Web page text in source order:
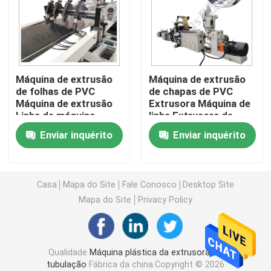
Máquina da extrusora da tubulação do PVC
Linha de produção da tubulação de PPR
Máquina da extrusora da tubulação do PE
Máquina ondulada da extrusora da tubulação
Máquina da extrusão da faixa do ANIMAL DE
Os PP prendem com correias a linha de produção
Máquina plástica da extrusora de folha
Máquina de extrusão
de folhas de PVC
Máquina de extrusão
Linha de máquina
Máquina de extrusão
de folhas de plástico
Enviar inquérito
Máquina de extrusão
de chapas de PVC
Extrusora Máquina de
linha Extrusora de
chapas de plástico
Enviar inquérito
Casa Mapa do Site Fale Conosco
Desktop Site
Mapa do Site
Privacy Policy
Qualidade Máquina plástica da extrusora da
tubulação Fábrica da china.Copyright © 2026